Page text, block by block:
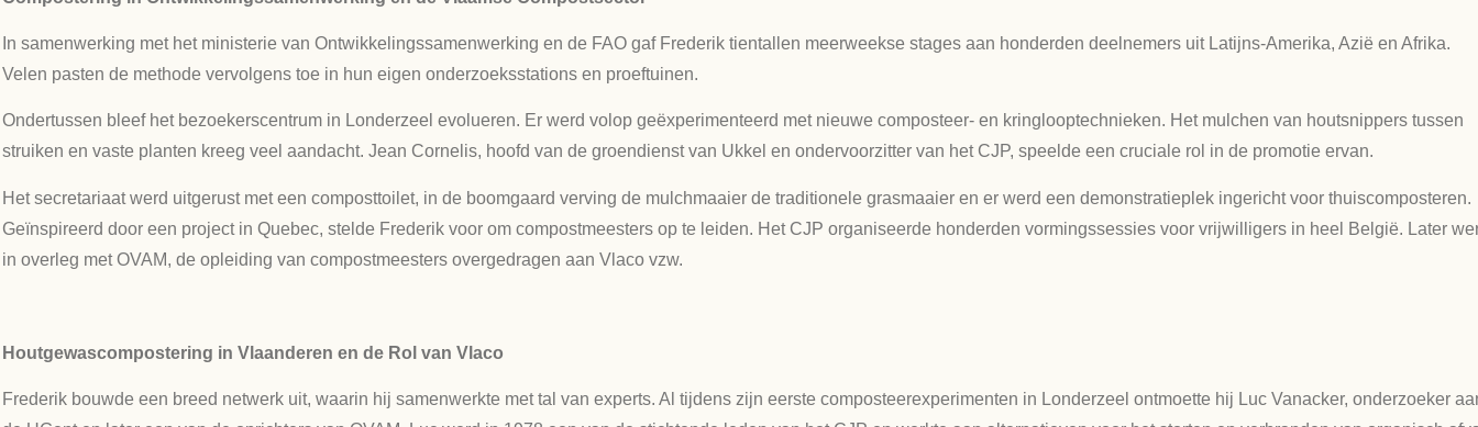
In samenwerking met het ministerie van Ontwikkelingssamenwerking en de FAO gaf Frederik tientallen meerweekse stages aan honderden deelnemers uit Latijns-Amerika, Azië en Afrika.
Velen pasten de methode vervolgens toe in hun eigen onderzoeksstations en proeftuinen.
Ondertussen bleef het bezoekerscentrum in Londerzeel evolueren. Er werd volop geëxperimenteerd met nieuwe composteer- en kringlooptechnieken. Het mulchen van houtsnippers tussen
struiken en vaste planten kreeg veel aandacht. Jean Cornelis, hoofd van de groendienst van Ukkel en ondervoorzitter van het CJP, speelde een cruciale rol in de promotie ervan.
Het secretariaat werd uitgerust met een composttoilet, in de boomgaard verving de mulchmaaier de traditionele grasmaaier en er werd een demonstratieplek ingericht voor thuiscomposteren.
Geïnspireerd door een project in Quebec, stelde Frederik voor om compostmeesters op te leiden. Het CJP organiseerde honderden vormingssessies voor vrijwilligers in heel België. Later
in overleg met OVAM, de opleiding van compostmeesters overgedragen aan Vlaco vzw.
Houtgewascompostering in Vlaanderen en de Rol van Vlaco
Frederik bouwde een breed netwerk uit, waarin hij samenwerkte met tal van experts. Al tijdens zijn eerste composteerexperimenten in Londerzeel ontmoette hij Luc Vanacker, onderzoeker